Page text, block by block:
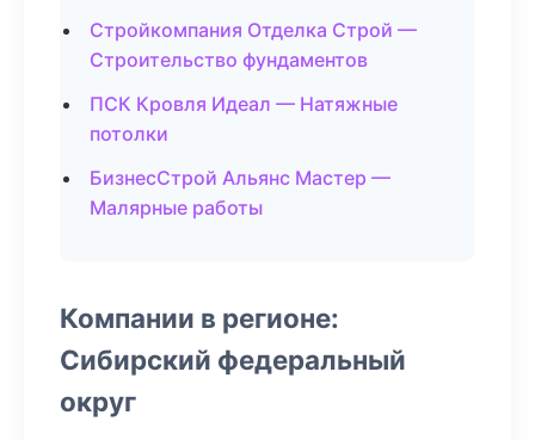
Стройкомпания Отделка Строй —
Строительство фундаментов
ПСК Кровля Идеал — Натяжные
потолки
БизнесСтрой Альянс Мастер —
Малярные работы
Компании в регионе:
Сибирский федеральный
округ